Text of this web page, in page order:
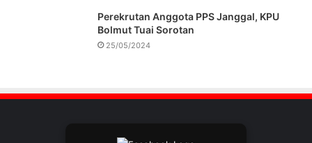
Perekrutan Anggota PPS Janggal, KPU
Bolmut Tuai Sorotan
25/05/2024